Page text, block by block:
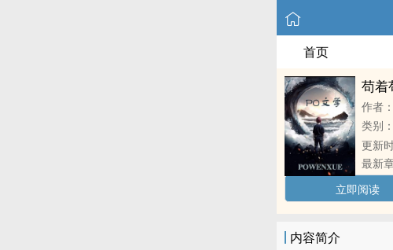
首页
苟着
作者：
类别：
更新
最新
立即阅读
内容简介